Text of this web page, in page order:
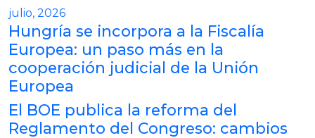
julio, 2026
Hungría se incorpora a la Fiscalía
Europea: un paso más en la
cooperación judicial de la Unión
Europea
El BOE publica la reforma del
Reglamento del Congreso: cambios